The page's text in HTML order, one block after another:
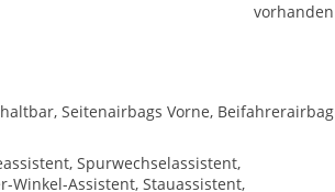
vorhanden
Seitenairbags Vorne, Beifahrerairbag
Spurwechselassistent,
Winkel-Assistent, Stauassistent,